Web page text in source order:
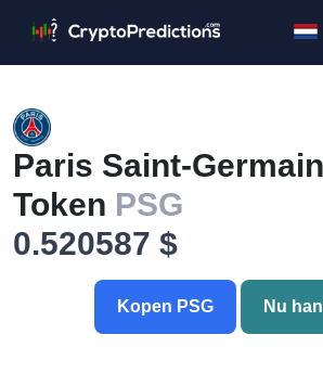
Paris Saint-
Token PSG
0.520587 $
Kopen PSG Nu